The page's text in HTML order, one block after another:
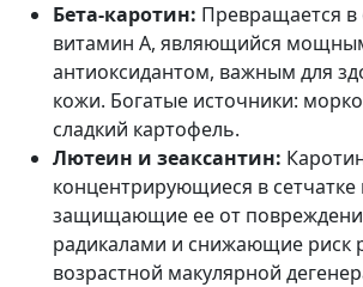
Бета-каротин: Превращается в
витамин А, являющийся
антиоксидантом, важным для
кожи. Богатые источники:
сладкий картофель.
Лютеин и зеаксантин:
концентрирующиеся в сетчатке
защищающие ее от
радикалами и снижающие риск
возрастной макулярной